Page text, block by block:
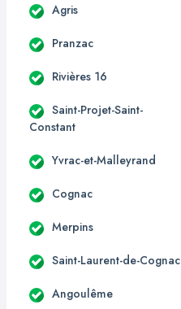
Agris
Pranzac
Rivières 16
Saint-Projet-Saint-
Constant
Yvrac-et-Malleyrand
Cognac
Merpins
Saint-Laurent-de-Cognac
Angoulême